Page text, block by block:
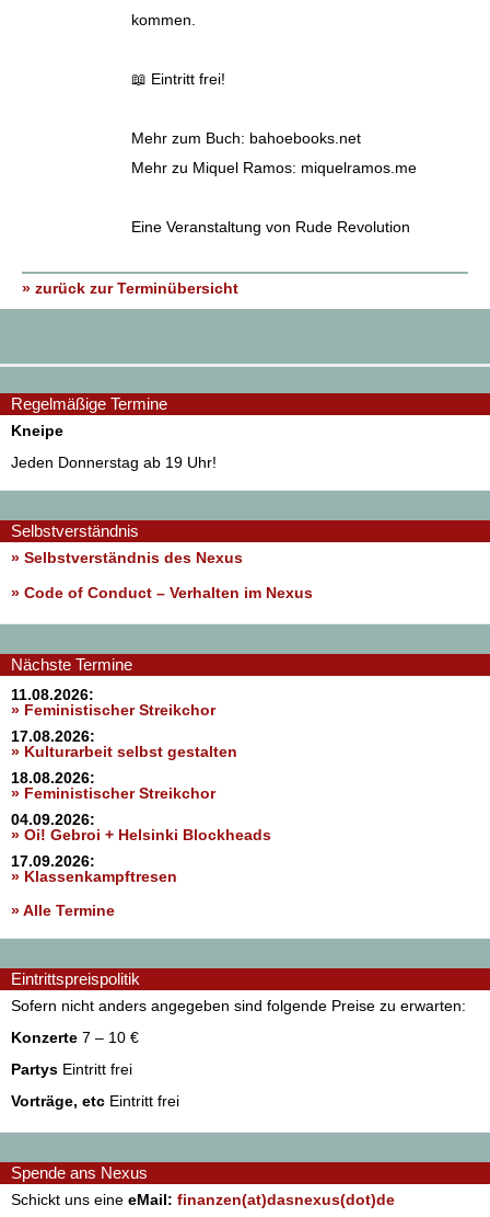
kommen.
📖 Eintritt frei!
Mehr zum Buch: bahoebooks.net
Mehr zu Miquel Ramos: miquelramos.me
Eine Veranstaltung von Rude Revolution
» zurück zur Terminübersicht
Regelmäßige Termine
Kneipe
Jeden Donnerstag ab 19 Uhr!
Selbstverständnis
» Selbstverständnis des Nexus
» Code of Conduct – Verhalten im Nexus
Nächste Termine
11.08.2026:
» Feministischer Streikchor
17.08.2026:
» Kulturarbeit selbst gestalten
18.08.2026:
» Feministischer Streikchor
04.09.2026:
» Oi! Gebroi + Helsinki Blockheads
17.09.2026:
» Klassenkampftresen
» Alle Termine
Eintrittspreispolitik
Sofern nicht anders angegeben sind folgende Preise zu erwarten:
Konzerte 7 – 10 €
Partys Eintritt frei
Vorträge, etc Eintritt frei
Spende ans Nexus
Schickt uns eine eMail: finanzen(at)dasnexus(dot)de